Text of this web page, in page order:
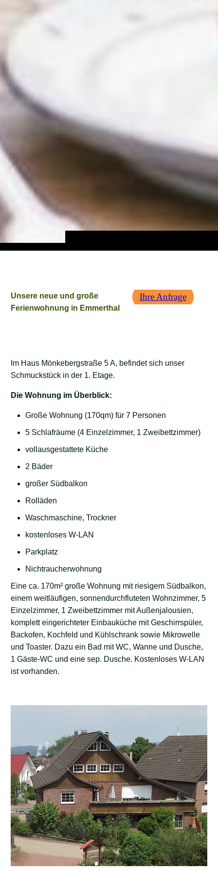
Ihre Anfrage
Unsere neue und große
Ferienwohnung in Emmerthal
Im Haus Mönkebergstraße 5 A, befindet sich unser
Schmuckstück in der 1. Etage.
Die Wohnung im Überblick:
Große Wohnung (170qm) für 7 Personen
5 Schlafräume (4 Einzelzimmer, 1 Zweibettzimmer)
vollausgestattete Küche
2 Bäder
großer Südbalkon
Rolläden
Waschmaschine, Trockner
kostenloses W-LAN
Parkplatz
Nichtraucherwohnung
Eine ca. 170m² große Wohnung mit riesigem Südbalkon,
einem weitläufigen, sonnendurchfluteten Wohnzimmer, 5
Einzelzimmer, 1 Zweibettzimmer mit Außenjalousien,
komplett eingerichteter Einbauküche mit Geschirrspüler,
Backofen, Kochfeld und Kühlschrank sowie Mikrowelle
und Toaster. Dazu ein Bad mit WC, Wanne und Dusche,
1 Gäste-WC und eine sep. Dusche. Kostenloses W-LAN
ist vorhanden.